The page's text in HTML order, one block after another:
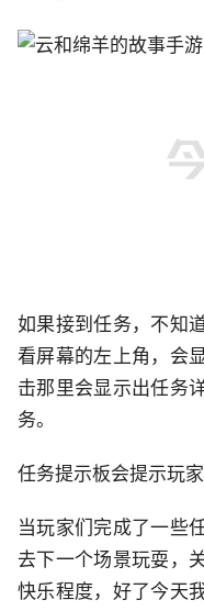
如果接到任务，不知
看屏幕的左上角，会
击那里会显示出任务
务。
任务提示板会提示玩
当玩家们完成了一些
去下一个场景玩耍，
快乐程度，好了今天